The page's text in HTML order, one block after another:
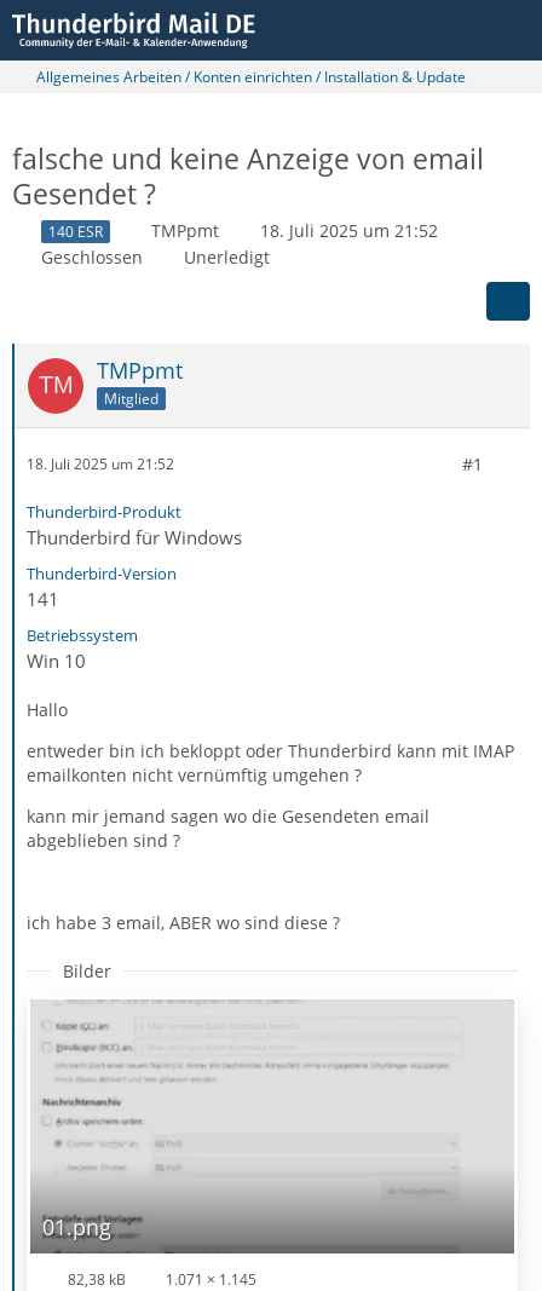
Allgemeines Arbeiten / Konten einrichten / Installation & Update
falsche und keine Anzeige von email
Gesendet ?
140 ESR TMPpmt
18. Juli 2025 um 21:52
Geschlossen
Unerledigt
TMPpmt
Mitglied
18. Juli 2025 um 21:52 #1
Thunderbird-Produkt
Thunderbird für Windows
Thunderbird-Version
141
Betriebssystem
Win 10
Hallo
entweder bin ich bekloppt oder Thunderbird kann mit IMAP
emailkonten nicht vernümftig umgehen ?
kann mir jemand sagen wo die Gesendeten email
abgeblieben sind ?
ich habe 3 email, ABER wo sind diese ?
Bilder
01.png
82,38 kB 1.071 × 1.145